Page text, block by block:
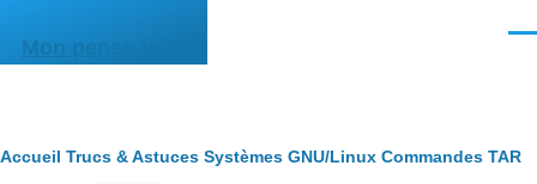
Mon pense-bête
Fil
Accueil Trucs & Astuces Systèmes GNU/Linux Commandes TAR